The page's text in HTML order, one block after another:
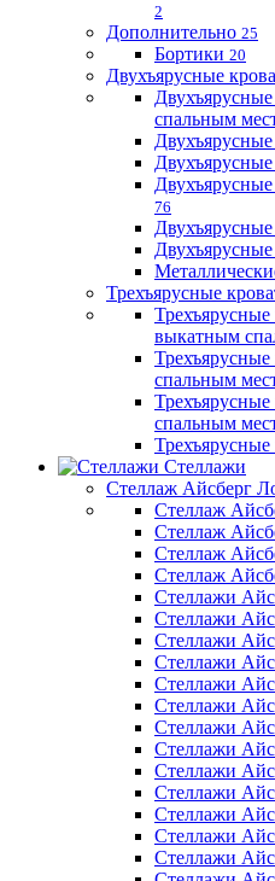
2
Дополнительно 25
Бортики 20
Двухъярусные
спальным
76
Двухъярусные
Трехъярусные
выкатным
спальным
спальным
Трехъярусные
Стеллажи
Стеллаж Айсберг
Стеллаж
Стеллаж
Стеллаж
Стеллаж
Стеллажи
Стеллажи
Стеллажи
Стеллажи
Стеллажи
Стеллажи
Стеллажи
Стеллажи
Стеллажи
Стеллажи
Стеллажи
Стеллажи
Стеллажи